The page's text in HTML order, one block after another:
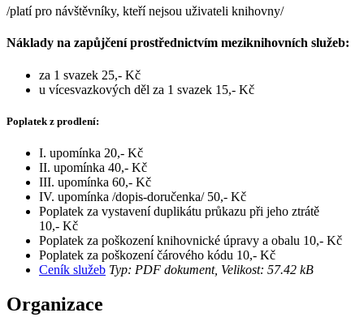
/platí pro návštěvníky, kteří nejsou uživateli knihovny/
Náklady na zapůjčení prostřednictvím meziknihovních služeb:
za 1 svazek 25,- Kč
u vícesvazkových děl za 1 svazek 15,- Kč
Poplatek z prodlení:
I. upomínka 20,- Kč
II. upomínka 40,- Kč
III. upomínka 60,- Kč
IV. upomínka /dopis-doručenka/ 50,- Kč
Poplatek za vystavení duplikátu průkazu při jeho ztrátě
10,- Kč
Poplatek za poškození knihovnické úpravy a obalu 10,- Kč
Poplatek za poškození čárového kódu 10,- Kč
Ceník služeb Typ: PDF dokument, Velikost: 57.42 kB
Organizace